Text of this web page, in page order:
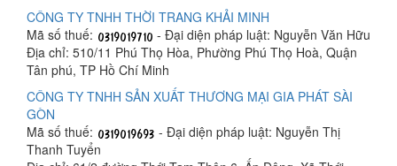
CÔNG TY TNHH THỜI TRANG KHẢI MINH
Mã số thuế:
- Đại diện pháp luật: Nguyễn Văn Hữu
Địa chỉ: 510/11 Phú Thọ Hòa, Phường Phú Thọ Hoà, Quận
Tân phú, TP Hồ Chí Minh
CÔNG TY TNHH SẢN XUẤT THƯƠNG MẠI GIA PHÁT SÀI
GÒN
Mã số thuế:
- Đại diện pháp luật: Nguyễn Thị
Thanh Tuyển